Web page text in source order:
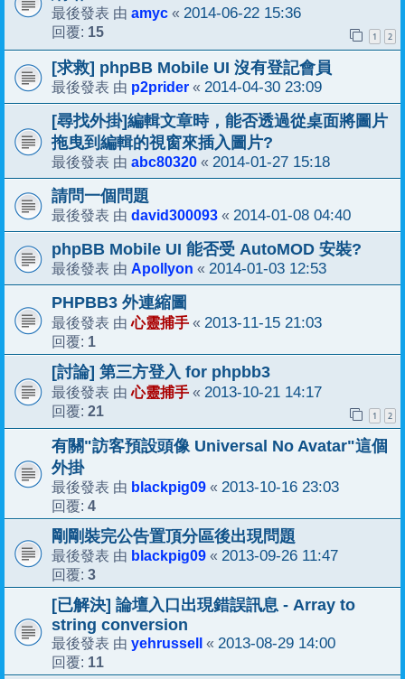
最後發表 由 amyc « 2014-06-22 15:36
回覆: 15 1 2
[求救] phpBB Mobile UI 沒有登記會員
最後發表 由 p2prider « 2014-04-30 23:09
[尋找外掛]編輯文章時，能否透過從桌面將圖片
拖曳到編輯的視窗來插入圖片?
最後發表 由 abc80320 « 2014-01-27 15:18
請問一個問題
最後發表 由 david300093 « 2014-01-08 04:40
phpBB Mobile UI 能否受 AutoMOD 安裝?
最後發表 由 Apollyon « 2014-01-03 12:53
PHPBB3 外連縮圖
最後發表 由心靈捕手 « 2013-11-15 21:03
回覆: 1
[討論] 第三方登入 for phpbb3
最後發表 由心靈捕手 « 2013-10-21 14:17
回覆: 21 1 2
有關"訪客預設頭像 Universal No Avatar"這個
外掛
最後發表 由 blackpig09 « 2013-10-16 23:03
回覆: 4
剛剛裝完公告置頂分區後出現問題
最後發表 由 blackpig09 « 2013-09-26 11:47
回覆: 3
[已解決] 論壇入口出現錯誤訊息 - Array to
string conversion
最後發表 由 yehrussell « 2013-08-29 14:00
回覆: 11